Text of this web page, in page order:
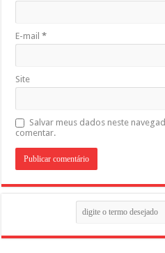
E-mail*
Site
Salvar meus dados neste
comentar.